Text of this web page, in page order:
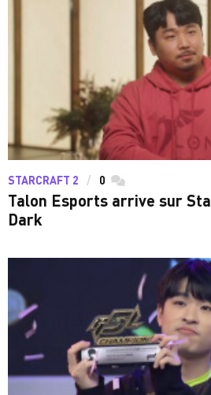
STARCRAFT 2 0 commentaires
Talon Esports arrive sur
Dark